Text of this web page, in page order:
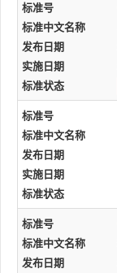
标准号
标准中文名称
发布日期
实施日期
标准状态
标准号
标准中文名称
发布日期
实施日期
标准状态
标准号
标准中文名称
发布日期